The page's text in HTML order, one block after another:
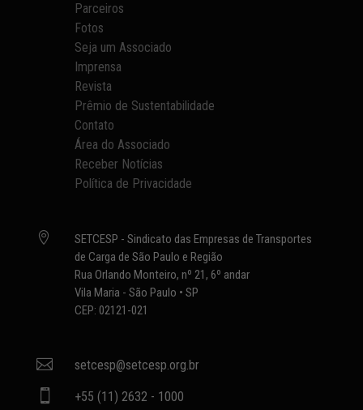
Parceiros
Fotos
Seja um Associado
Imprensa
Revista
Prêmio de Sustentabilidade
Contato
Área do Associado
Receber Notícias
Política de Privacidade

SETCESP - Sindicato das Empresas de Transportes
de Carga de São Paulo e Região
Rua Orlando Monteiro, nº 21, 6º andar
Vila Maria - São Paulo • SP
CEP: 02121-021
 setcesp@setcesp.org.br
 +55 (11) 2632 - 1000